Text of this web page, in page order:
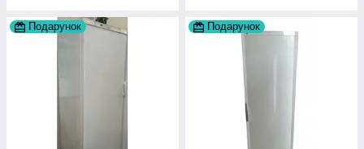
Подарунок Подарунок